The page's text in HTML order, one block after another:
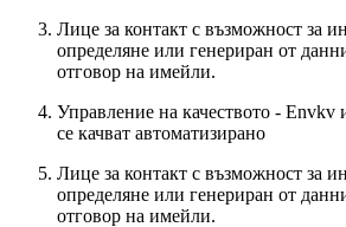
Лице за контакт с възможност за
определяне или генериран от
отговор на имейли.
Управление на качеството - Envkv
се качват автоматизирано
Лице за контакт с възможност за
определяне или генериран от
отговор на имейли.